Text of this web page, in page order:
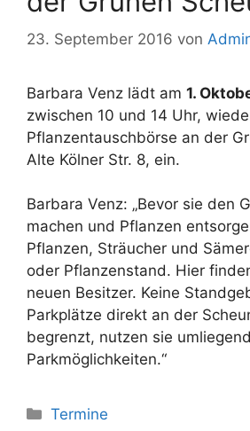
23. September 2016 von
Barbara Venz lädt am 1.
zwischen 10 und 14 Uhr,
Pflanzentauschbörse an der
Alte Kölner Str. 8, ein.
Barbara Venz: „Bevor sie den
machen und Pflanzen
Pflanzen, Sträucher und
oder Pflanzenstand. Hier
neuen Besitzer. Keine
Parkplätze direkt an der
begrenzt, nutzen sie
Parkmöglichkeiten.“
Kategorien
Termine